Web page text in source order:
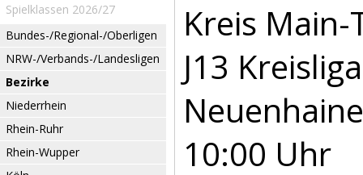
Spielklassen 2026/27
Bundes-/Regional-/Oberligen
NRW-/Verbands-/Landesligen
Bezirke
Niederrhein
Rhein-Ruhr
Rhein-Wupper
Kreis
J13
10:00 Uhr